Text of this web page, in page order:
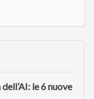
le 6 nuove